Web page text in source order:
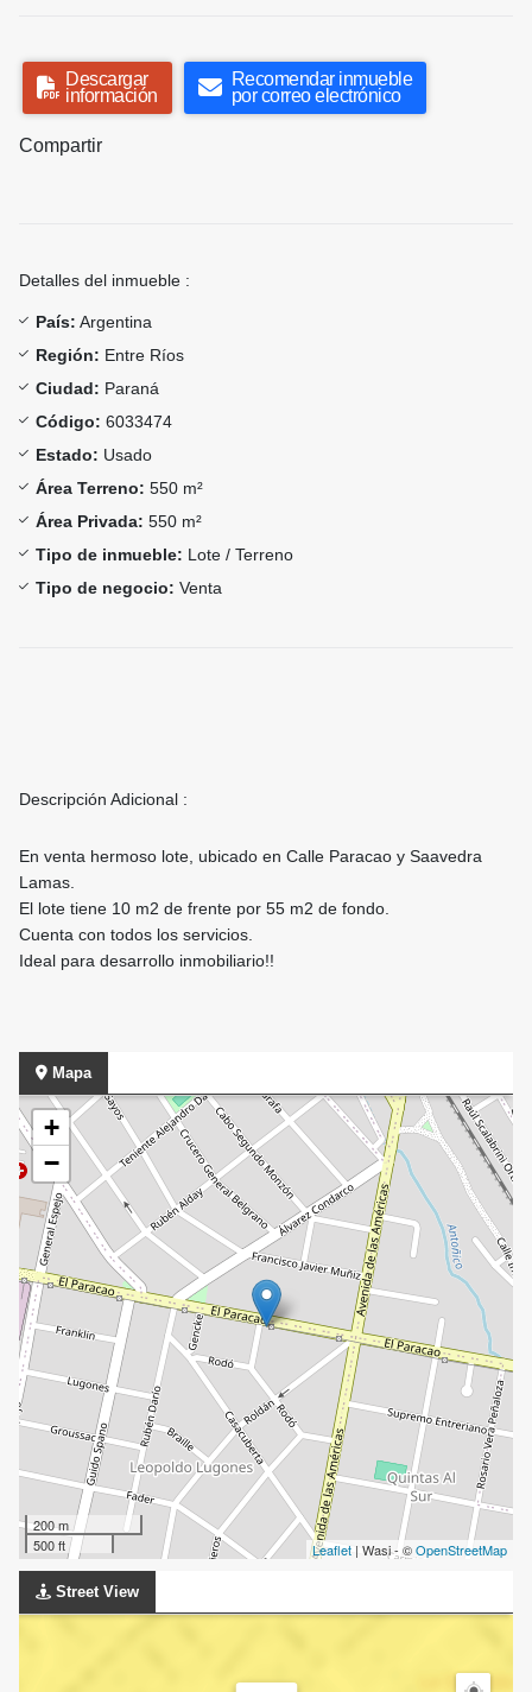
Descargar
información
Recomendar inmueble
por correo electrónico
Compartir
Detalles del inmueble :
País: Argentina
Región: Entre Ríos
Ciudad: Paraná
Código: 6033474
Estado: Usado
Área Terreno: 550 m²
Área Privada: 550 m²
Tipo de inmueble: Lote / Terreno
Tipo de negocio: Venta
Descripción Adicional :
En venta hermoso lote, ubicado en Calle Paracao y Saavedra
Lamas.
El lote tiene 10 m2 de frente por 55 m2 de fondo.
Cuenta con todos los servicios.
Ideal para desarrollo inmobiliario!!
Mapa
+
−
200 m
500 ft
Leaflet | Wasi - ©OpenStreetMap
Street View